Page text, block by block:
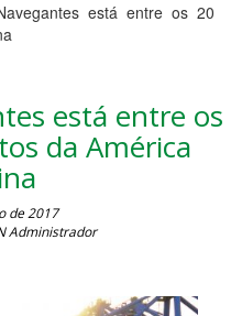
está entre os 20
está entre os
da América
de 2017
Administrador